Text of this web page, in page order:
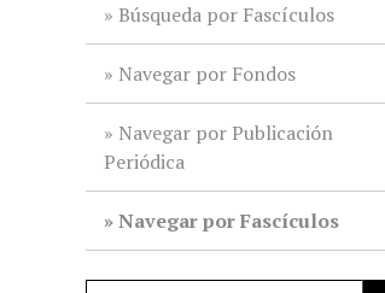
Búsqueda por Fascículos
Navegar por Fondos
Navegar por Publicación
Periódica
Navegar por Fascículos